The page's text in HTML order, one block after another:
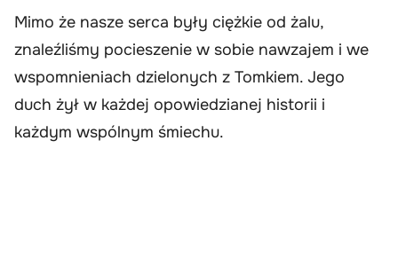
Mimo że nasze serca były ciężkie od żalu,
znaleźliśmy pocieszenie w sobie nawzajem i we
wspomnieniach dzielonych z Tomkiem. Jego
duch żył w każdej opowiedzianej historii i
każdym wspólnym śmiechu.